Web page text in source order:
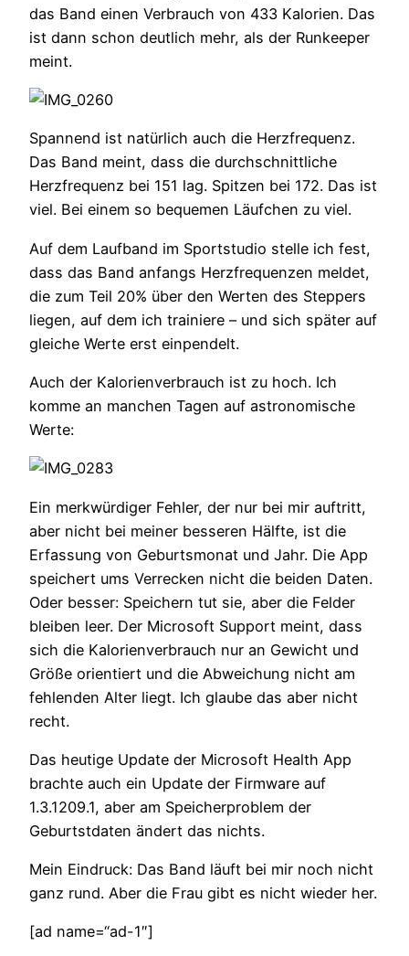
das Band einen Verbrauch von 433 Kalorien. Das
ist dann schon deutlich mehr, als der Runkeeper
meint.
Spannend ist natürlich auch die Herzfrequenz.
Das Band meint, dass die durchschnittliche
Herzfrequenz bei 151 lag. Spitzen bei 172. Das ist
viel. Bei einem so bequemen Läufchen zu viel.
Auf dem Laufband im Sportstudio stelle ich fest,
dass das Band anfangs Herzfrequenzen meldet,
die zum Teil 20% über den Werten des Steppers
liegen, auf dem ich trainiere – und sich später auf
gleiche Werte erst einpendelt.
Auch der Kalorienverbrauch ist zu hoch. Ich
komme an manchen Tagen auf astronomische
Werte:
Ein merkwürdiger Fehler, der nur bei mir auftritt,
aber nicht bei meiner besseren Hälfte, ist die
Erfassung von Geburtsmonat und Jahr. Die App
speichert ums Verrecken nicht die beiden Daten.
Oder besser: Speichern tut sie, aber die Felder
bleiben leer. Der Microsoft Support meint, dass
sich die Kalorienverbrauch nur an Gewicht und
Größe orientiert und die Abweichung nicht am
fehlenden Alter liegt. Ich glaube das aber nicht
recht.
Das heutige Update der Microsoft Health App
brachte auch ein Update der Firmware auf
1.3.1209.1, aber am Speicherproblem der
Geburtstdaten ändert das nichts.
Mein Eindruck: Das Band läuft bei mir noch nicht
ganz rund. Aber die Frau gibt es nicht wieder her.
[ad name=“ad-1″]